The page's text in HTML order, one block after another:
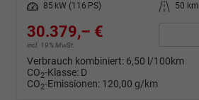
Leistung
85 kW (116 PS) Kilometerstand 50 km
30.379,– €
incl. 19% MwSt.
Verbrauch kombiniert: 6,50 l/100km
CO2-Klasse: D
CO2-Emissionen: 120,00 g/km